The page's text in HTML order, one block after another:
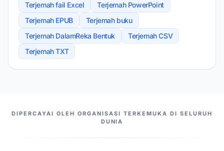
Terjemah fail Excel
Terjemah PowerPoint
Terjemah EPUB
Terjemah buku
Terjemah DalamReka Bentuk
Terjemah CSV
Terjemah TXT
PASANGAN KAMI
DIPERCAYAI OLEH ORGANISASI TERKEMUKA DI SELURUH
DUNIA